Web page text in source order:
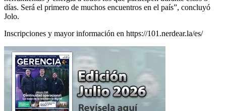
días. Será el primero de muchos encuentros en el país”, concluyó
Jolo.
Inscripciones y mayor información en https://101.nerdear.la/es/